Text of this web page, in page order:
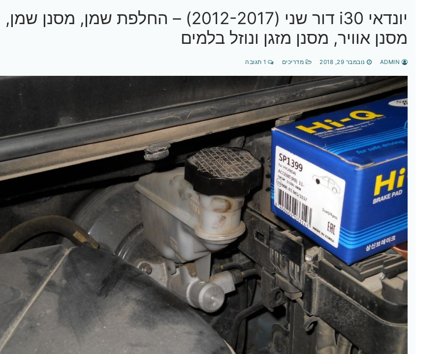
יונדאי i30 דור שני (2012-2017) – החלפת שמן, מסנן שמן,
מסנן אוויר, מסנן מזגן ונוזל בלמים
נובמבר 29, 2018 מדריכים